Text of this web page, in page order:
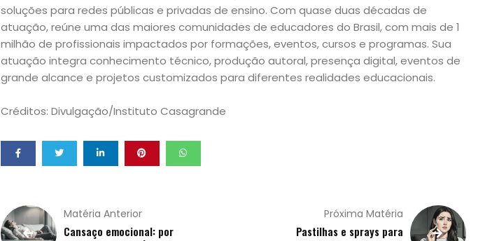
soluções para redes públicas e privadas de ensino. Com quase duas décadas de
atuação, reúne uma das maiores comunidades de educadores do Brasil, com mais de 1
milhão de profissionais impactados por formações, eventos, cursos e programas. Sua
atuação integra conhecimento técnico, produção autoral, presença digital, eventos de
grande alcance e projetos customizados para diferentes realidades educacionais.
Créditos: Divulgação/Instituto Casagrande
Matéria Anterior
Cansaço emocional: por
Próxima Matéria
Pastilhas e sprays para